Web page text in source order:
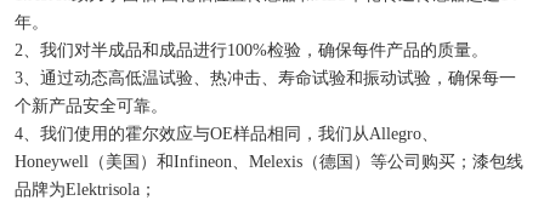
年。
2、我们对半成品和成品进行100%检验，确保每件产品的质量。
3、通过动态高低温试验、热冲击、寿命试验和振动试验，确保每一
个新产品安全可靠。
4、我们使用的霍尔效应与OE样品相同，我们从Allegro、
Honeywell（美国）和Infineon、Melexis（德国）等公司购买；漆包线
品牌为Elektrisola；